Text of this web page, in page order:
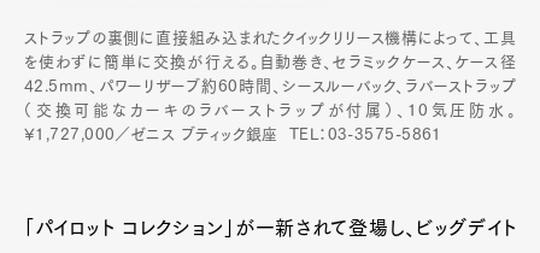
ストラップの裏側に直接組み込まれたクイックリリース機構によって、工具
を使わずに簡単に交換が行える。自動巻き、セラミックケース、ケース径
42.5mm、パワーリザーブ約60時間、シースルーバック、ラバーストラップ
（交換可能なカーキのラバーストラップが付属）、10気圧防水。
¥1,727,000／ゼニス ブティック銀座 TEL：03-3575-5861
「パイロット コレクション」が一新されて登場し、ビッグデイト